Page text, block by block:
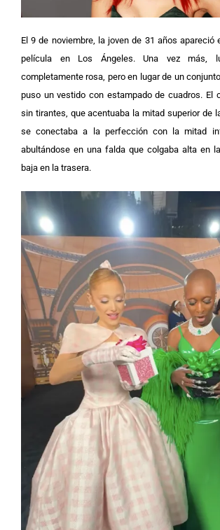
El 9 de noviembre, la joven de 31 años apareció
película en Los Ángeles. Una vez más,
completamente rosa, pero en lugar de un
puso un vestido con estampado de cuadros. El
sin tirantes, que acentuaba la mitad superior de
se conectaba a la perfección con la mitad
abultándose en una falda que colgaba alta en
baja en la trasera.